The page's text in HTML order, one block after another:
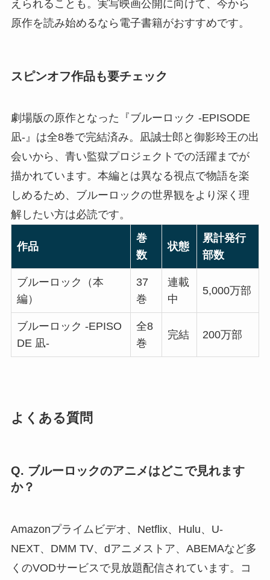
えられることも。実写映画公開に向けて、今から
原作を読み始めるなら電子書籍がおすすめです。
スピンオフ作品も要チェック
劇場版の原作となった『ブルーロック -EPISODE
凪-』は全8巻で完結済み。凪誠士郎と御影玲王の出
会いから、青い監獄プロジェクトでの活躍までが
描かれています。本編とは異なる視点で物語を楽
しめるため、ブルーロックの世界観をより深く理
解したい方は必読です。
作品
巻
数
状態
累計発行
部数
ブルーロック（本
編）
37
巻
連載
中
5,000万部
ブルーロック -EPISO
DE 凪-
全8
巻
完結 200万部
よくある質問
Q. ブルーロックのアニメはどこで見れます
か？
Amazonプライムビデオ、Netflix、Hulu、U-
NEXT、DMM TV、dアニメストア、ABEMAなど多
くのVODサービスで見放題配信されています。コ